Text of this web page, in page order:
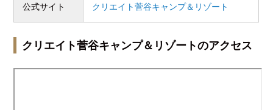
公式サイト クリエイト菅谷キャンプ＆リゾート
クリエイト菅谷キャンプ＆リゾートのアクセス